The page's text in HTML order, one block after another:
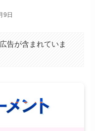
9日
告が含まれていま